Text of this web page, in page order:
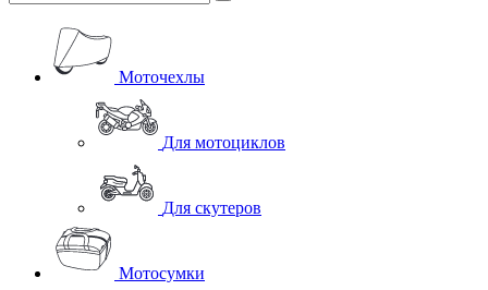
Моточехлы
Для мотоциклов
Для скутеров
Мотосумки